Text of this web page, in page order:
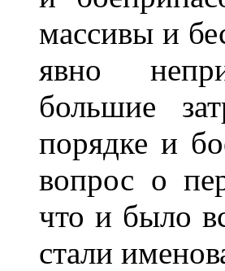
массивы и
явно
большие
порядке и
вопрос о
что и было
стали